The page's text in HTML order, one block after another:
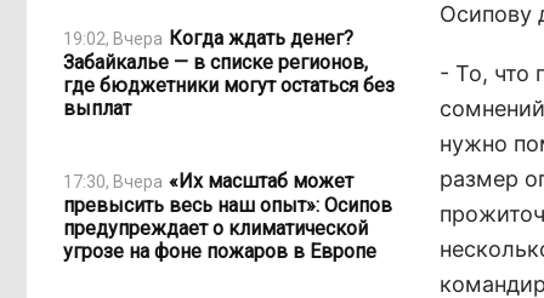
19:02, Вчера Когда ждать денег?
Забайкалье — в списке регионов,
где бюджетники могут остаться без
выплат
17:30, Вчера «Их масштаб может
превысить весь наш опыт»: Осипов
предупреждает о климатической
угрозе на фоне пожаров в Европе
Осипову
- То, что
нужно
размер